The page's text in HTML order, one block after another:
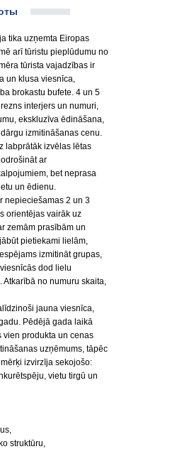
tika uzņemta Eiropas
arī tūristu pieplūdumu no
tūrista vajadzības ir
un klusa viesnīca,
brokastu bufete. 4 un 5
interjers un numuri,
ekskluzīva ēdināšana,
izmitināšanas cenu.
labprātāk izvēlas lētas
ar
bet neprasa
un ēdienu.
nepieciešamas 2 un 3
orientējas vairāk uz
zemām prasībām un
pietiekami lielām,
izmitināt grupas,
dod lielu
no numuru skaita,
jauna viesnīca,
Pēdējā gada laikā
vien produkta un cenas
uzņēmums, tāpēc
izvirzīja sekojošo:
vietu tirgū un
struktūru,